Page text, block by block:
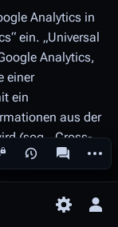
Toggle
associated-
Analytics in
ein. „Universal
Analytics,
einer
ein
aus der
(sog. „Cross-
“YouTube” des
Parkway,